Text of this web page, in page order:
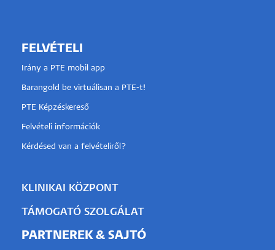
FELVÉTELI
Irány a PTE mobil app
Barangold be virtuálisan a PTE-t!
PTE Képzéskereső
Felvételi információk
Kérdésed van a felvételiről?
KLINIKAI KÖZPONT
TÁMOGATÓ SZOLGÁLAT
PARTNEREK & SAJTÓ